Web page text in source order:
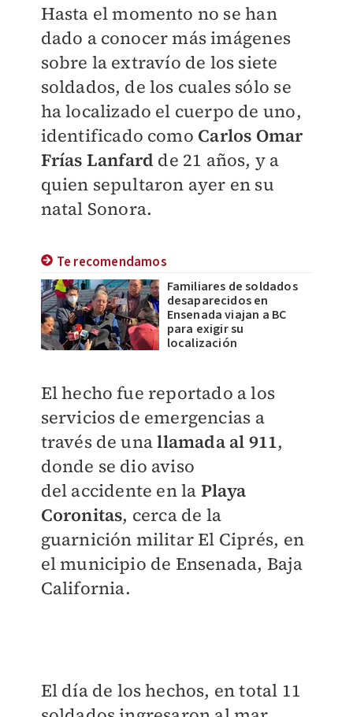
Hasta el momento no se han
dado a conocer más imágenes
sobre la extravío de los siete
soldados, de los cuales sólo se
ha localizado el cuerpo de uno,
identificado como Carlos Omar
Frías Lanfard de 21 años, y a
quien sepultaron ayer en su
natal Sonora.
Te recomendamos
Familiares de soldados
desaparecidos en
Ensenada viajan a BC
para exigir su
localización
El hecho fue reportado a los
servicios de emergencias a
través de unallamada al 911,
donde se dio aviso
del accidente en la Playa
Coronitas, cerca de la
guarnición militar El Ciprés, en
el municipio de Ensenada, Baja
California.
El día de los hechos, en total 11